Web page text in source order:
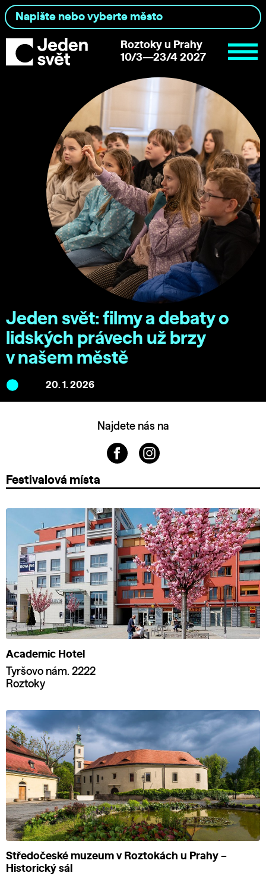
Roztoky u Prahy
10/3—23/4 2027
Jeden svět: filmy a debaty o
lidských právech už brzy
v našem městě
20. 1. 2026
Najdete nás na
Festivalová místa
Academic Hotel
Tyršovo nám. 2222
Roztoky
Středočeské muzeum v Roztokách u Prahy –
Historický sál